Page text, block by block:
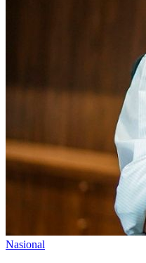
Nasional